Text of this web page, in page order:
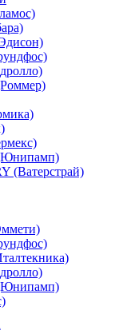
(Ватерстрай)